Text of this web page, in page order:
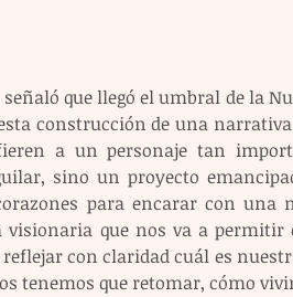
que llegó el umbral de la
construcción de una
a un personaje tan
sino un proyecto
para encarar con
visionaria que nos va a
con claridad cuál es
tenemos que retomar, cómo